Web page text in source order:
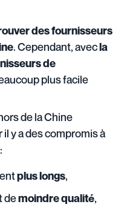
des fournisseurs
. Cependant, avecla
de
plus facile
de la Chine
y a des compromis à
plus longs,
demoindre qualité,